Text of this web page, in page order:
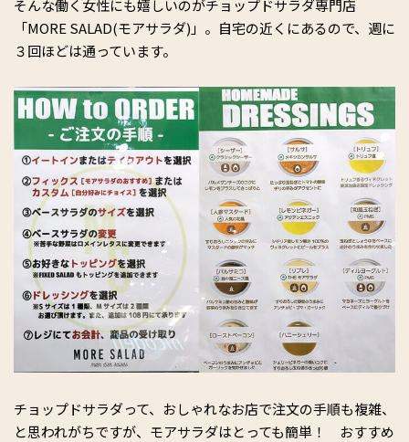
そんな働く女性にも嬉しいのがチョップドサラダ専門店
「MORE SALAD(モアサラダ)」。自宅の近くにあるので、週に
３回ほどは通っています。
チョップドサラダって、おしゃれなお店で注文の手順も複雑、
と思われがちですが、モアサラダはとっても簡単！ おすすめ